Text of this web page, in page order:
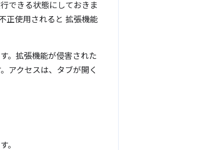
できる状態にしておきま
正使用されると 拡張機能
。拡張機能が侵害された
アクセスは、タブが開く
。